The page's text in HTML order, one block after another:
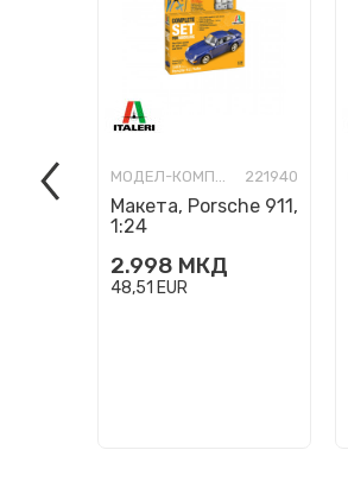
МОДЕЛ-КОМПЛЕТ 221940
Макета, Porsche 911,
1:24
2.998 МКД
48,51 EUR